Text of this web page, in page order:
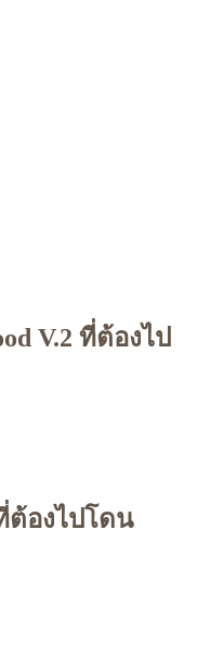
V.2 ที่ต้องไป
ต้องไปโดน